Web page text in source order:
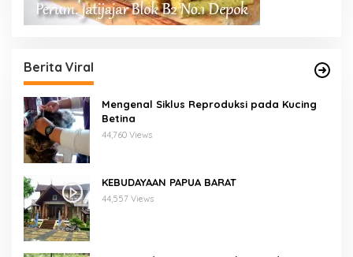
Berita Viral
Mengenal Siklus Reproduksi pada Kucing
Betina
44,760 Views
KEBUDAYAAN PAPUA BARAT
44,557 Views